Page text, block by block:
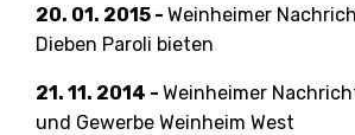
20. 01. 2015 - Weinheimer
Dieben Paroli bieten
21. 11. 2014 - Weinheimer
und Gewerbe Weinheim West